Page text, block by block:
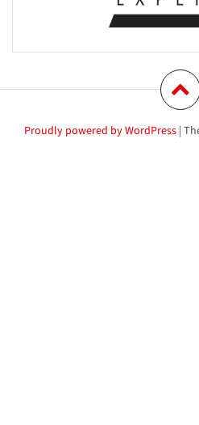
Proudly powered by WordPress |